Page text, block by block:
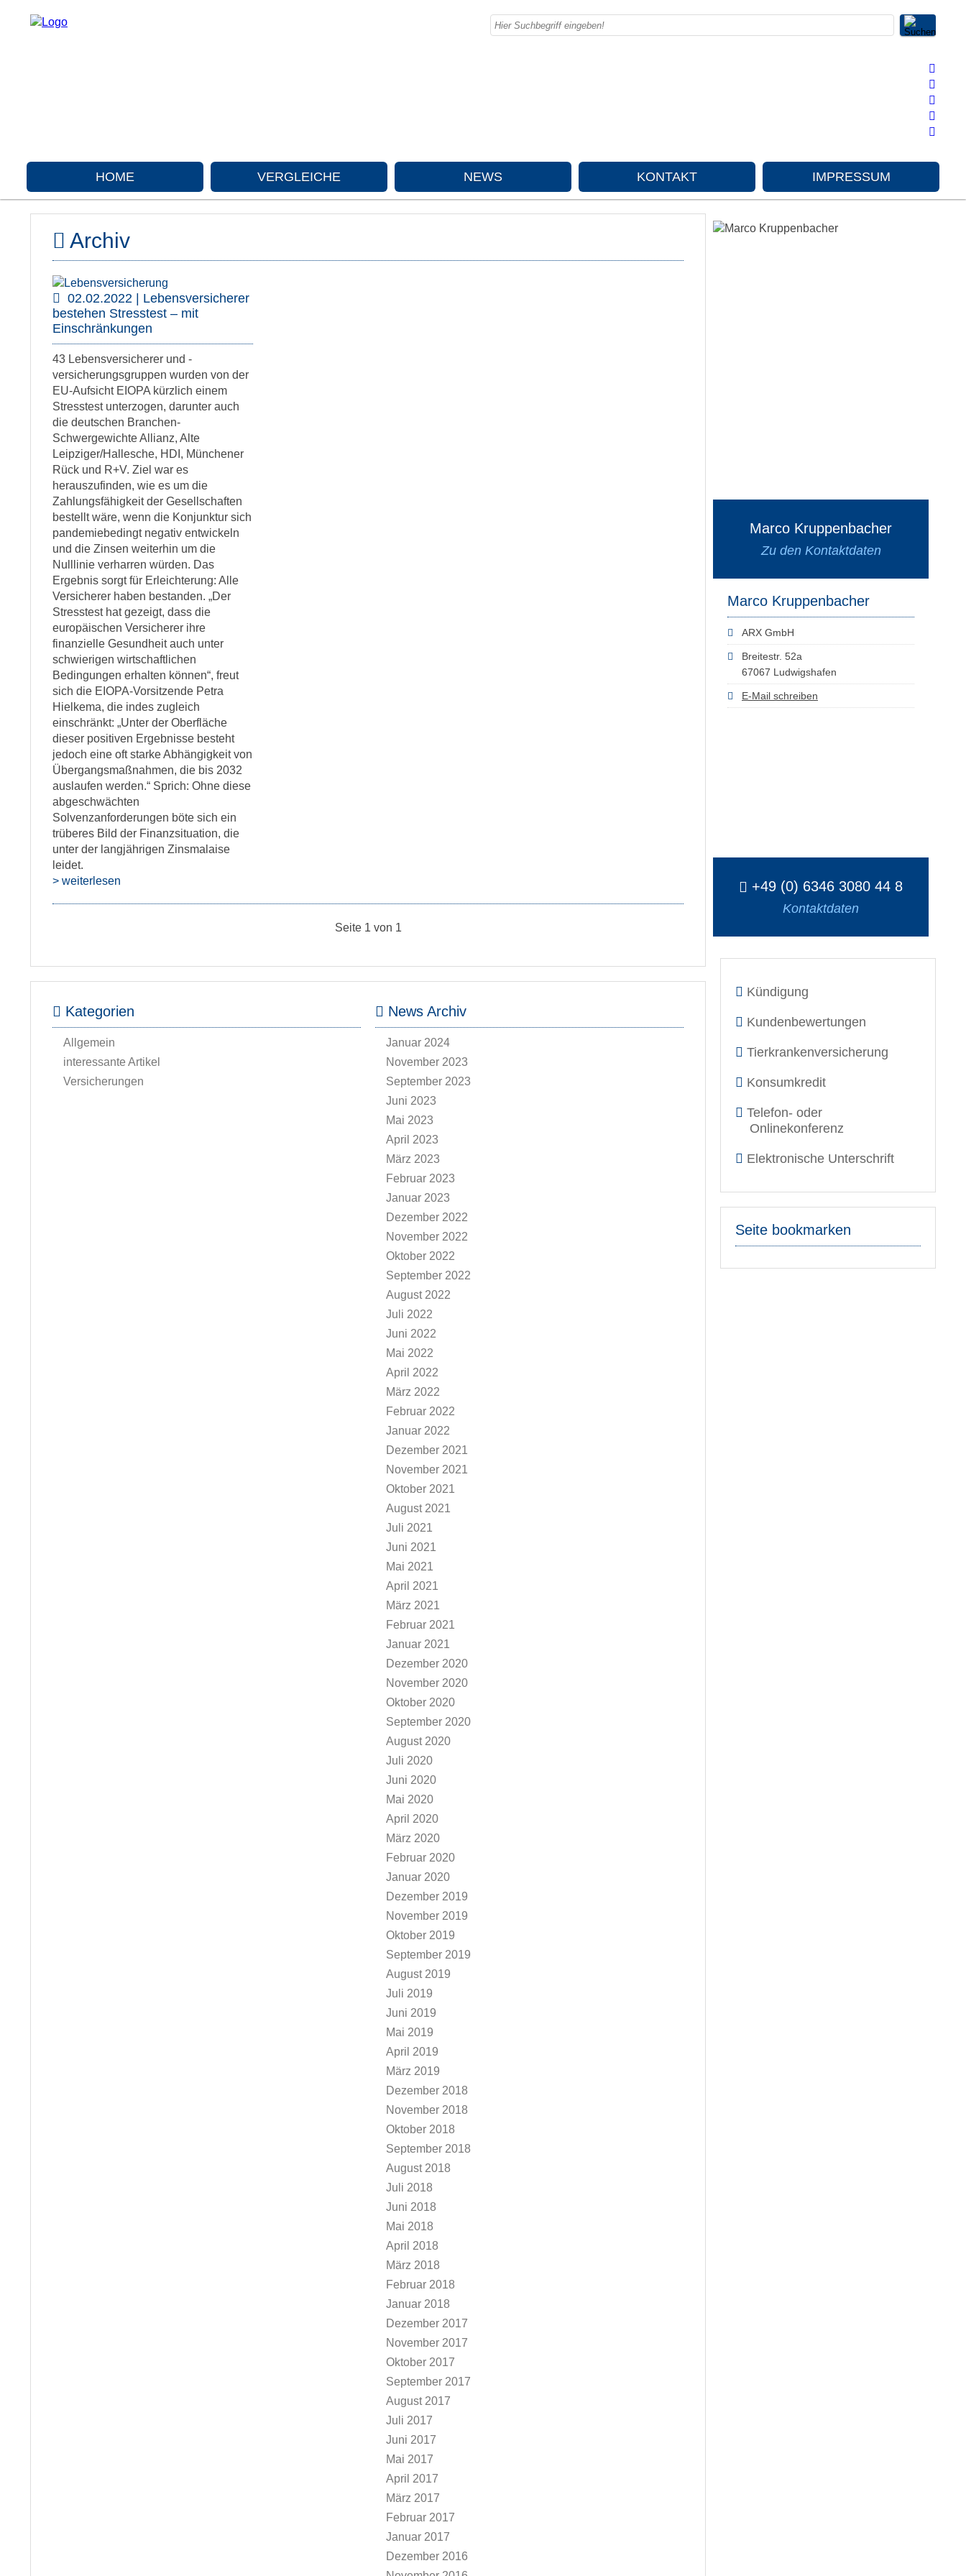
HOME VERGLEICHE NEWS KONTAKT IMPRESSUM
Marco Kruppenbacher
Zu den Kontaktdaten
Marco Kruppenbacher
ARX GmbH
Breitestr. 52a
67067 Ludwigshafen
E-Mail schreiben
+49 (0) 6346 3080 44 8
Kontaktdaten
Kündigung
Kundenbewertungen
Tierkrankenversicherung
Konsumkredit
Telefon- oder
Onlinekonferenz
Elektronische Unterschrift
Seite bookmarken
Archiv
02.02.2022 | Lebensversicherer
bestehen Stresstest – mit
Einschränkungen
43 Lebensversicherer und -
versicherungsgruppen wurden von der
EU-Aufsicht EIOPA kürzlich einem
Stresstest unterzogen, darunter auch
die deutschen Branchen-
Schwergewichte Allianz, Alte
Leipziger/Hallesche, HDI, Münchener
Rück und R+V. Ziel war es
herauszufinden, wie es um die
Zahlungsfähigkeit der Gesellschaften
bestellt wäre, wenn die Konjunktur sich
pandemiebedingt negativ entwickeln
und die Zinsen weiterhin um die
Nulllinie verharren würden. Das
Ergebnis sorgt für Erleichterung: Alle
Versicherer haben bestanden. „Der
Stresstest hat gezeigt, dass die
europäischen Versicherer ihre
finanzielle Gesundheit auch unter
schwierigen wirtschaftlichen
Bedingungen erhalten können“, freut
sich die EIOPA-Vorsitzende Petra
Hielkema, die indes zugleich
einschränkt: „Unter der Oberfläche
dieser positiven Ergebnisse besteht
jedoch eine oft starke Abhängigkeit von
Übergangsmaßnahmen, die bis 2032
auslaufen werden.“ Sprich: Ohne diese
abgeschwächten
Solvenzanforderungen böte sich ein
trüberes Bild der Finanzsituation, die
unter der langjährigen Zinsmalaise
leidet.
> weiterlesen
Seite 1 von 1
Kategorien
Allgemein
interessante Artikel
Versicherungen
News Archiv
Januar 2024
November 2023
September 2023
Juni 2023
Mai 2023
April 2023
März 2023
Februar 2023
Januar 2023
Dezember 2022
November 2022
Oktober 2022
September 2022
August 2022
Juli 2022
Juni 2022
Mai 2022
April 2022
März 2022
Februar 2022
Januar 2022
Dezember 2021
November 2021
Oktober 2021
August 2021
Juli 2021
Juni 2021
Mai 2021
April 2021
März 2021
Februar 2021
Januar 2021
Dezember 2020
November 2020
Oktober 2020
September 2020
August 2020
Juli 2020
Juni 2020
Mai 2020
April 2020
März 2020
Februar 2020
Januar 2020
Dezember 2019
November 2019
Oktober 2019
September 2019
August 2019
Juli 2019
Juni 2019
Mai 2019
April 2019
März 2019
Dezember 2018
November 2018
Oktober 2018
September 2018
August 2018
Juli 2018
Juni 2018
Mai 2018
April 2018
März 2018
Februar 2018
Januar 2018
Dezember 2017
November 2017
Oktober 2017
September 2017
August 2017
Juli 2017
Juni 2017
Mai 2017
April 2017
März 2017
Februar 2017
Januar 2017
Dezember 2016